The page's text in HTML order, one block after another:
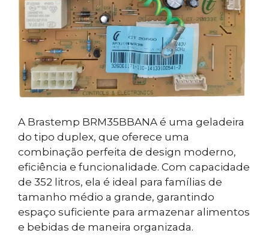
A Brastemp BRM35BBANA é uma geladeira
do tipo duplex, que oferece uma
combinação perfeita de design moderno,
eficiência e funcionalidade. Com capacidade
de 352 litros, ela é ideal para famílias de
tamanho médio a grande, garantindo
espaço suficiente para armazenar alimentos
e bebidas de maneira organizada.